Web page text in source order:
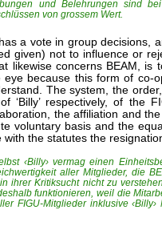
und Belehrungen sind
von grossem Wert.
a vote in group decisions,
given) not to influence or
likewise concerns BEAM, is
because this form of co-
The system, the
‘Billy’ respectively, of the
the affiliation and
voluntary basis and the
with the statutes the
‹Billy› vermag einen
aller Mitglieder, die
ihrer Kritiksucht nicht zu
funktionieren, weil die
FIGU-Mitglieder inklusive ‹Billy›